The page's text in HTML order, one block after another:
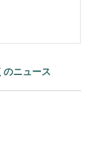
のニュース